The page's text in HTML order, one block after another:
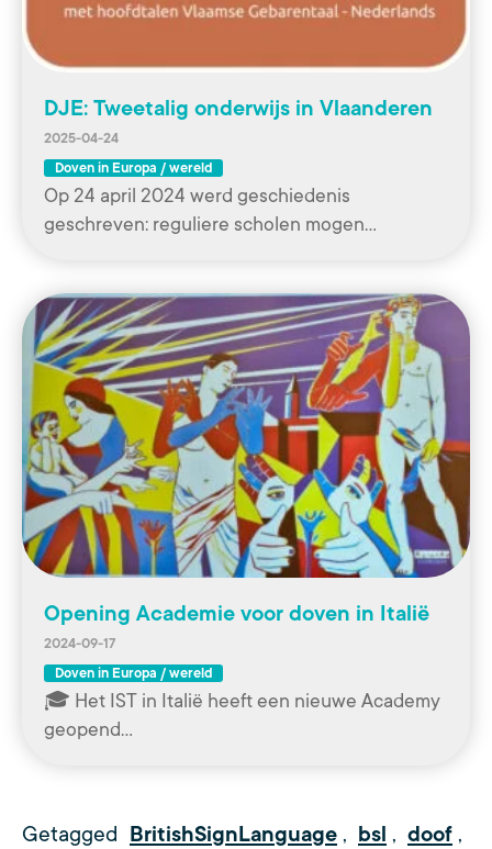
DJE: Tweetalig onderwijs in Vlaanderen
2025-04-24
Doven in Europa / wereld
Op 24 april 2024 werd geschiedenis
geschreven: reguliere scholen mogen…
Opening Academie voor doven in Italië
2024-09-17
Doven in Europa / wereld
🎓 Het IST in Italië heeft een nieuwe Academy
geopend…
Getagged BritishSignLanguage , bsl , doof ,